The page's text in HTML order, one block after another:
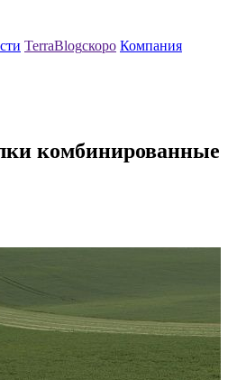
TerraBlogскоро Компания
комбинированные